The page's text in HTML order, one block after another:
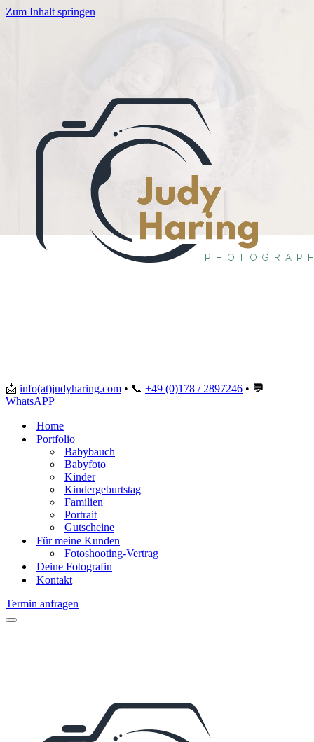
Zum Inhalt springen
📩 info(at)judyharing.com • 📞 +49 (0)178 / 2897246 • 💬
WhatsAPP
Home
Portfolio
Babybauch
Babyfoto
Kinder
Kindergeburtstag
Familien
Portrait
Gutscheine
Für meine Kunden
Fotoshooting-Vertrag
Deine Fotografin
Kontakt
Termin anfragen
Navigationsmenü